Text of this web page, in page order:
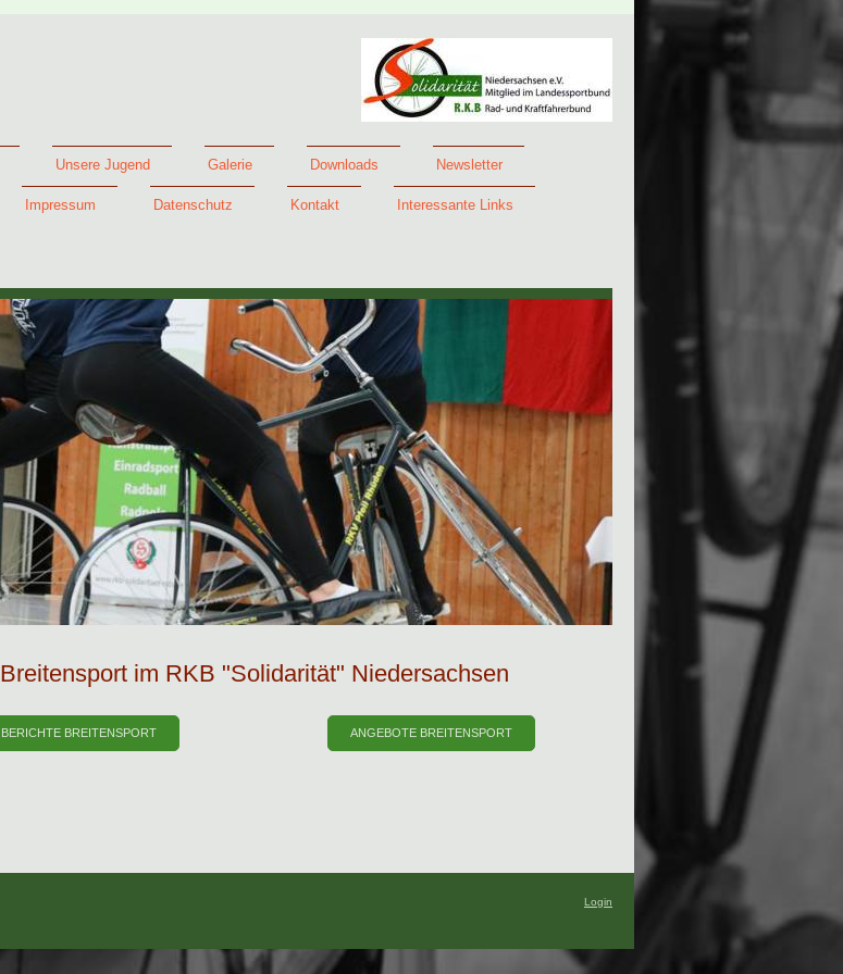
Unsere Jugend Galerie Downloads Newsletter
Impressum Datenschutz Kontakt Interessante Links
Breitensport im RKB "Solidarität" Niedersachsen
BERICHTE BREITENSPORT ANGEBOTE BREITENSPORT
Login